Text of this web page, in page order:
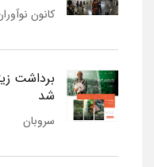
کانون
برداشت
شد
سروبان